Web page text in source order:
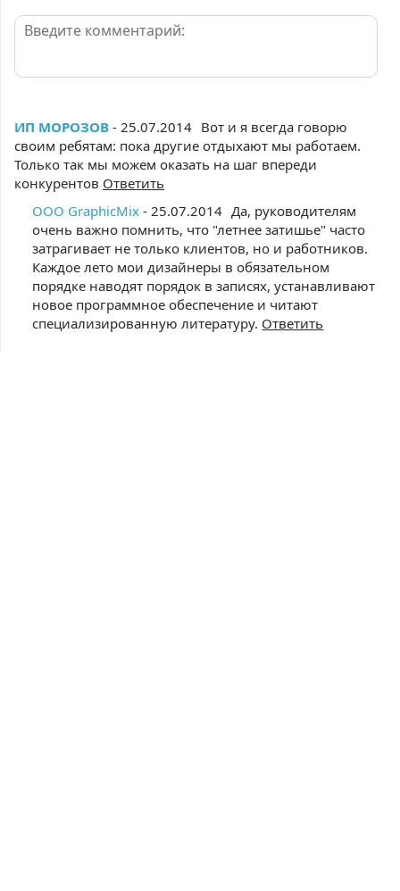
ИП МОРОЗОВ - 25.07.2014 Вот и я всегда говорю
своим ребятам: пока другие отдыхают мы работаем.
Только так мы можем оказать на шаг впереди
конкурентов Ответить
ООО GraphicMix - 25.07.2014 Да, руководителям
очень важно помнить, что "летнее затишье" часто
затрагивает не только клиентов, но и работников.
Каждое лето мои дизайнеры в обязательном
порядке наводят порядок в записях, устанавливают
новое программное обеспечение и читают
специализированную литературу. Ответить